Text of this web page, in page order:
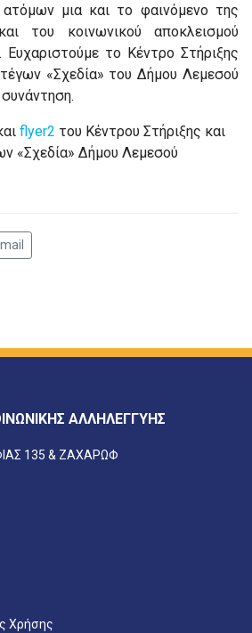
μια και το φαινόμενο της
του κοινωνικού αποκλεισμού
Ευχαριστούμε το Κέντρο Στήριξης
«Σχεδία» του Δήμου Λεμεσού
flyer2 του Κέντρου Στήριξης και
«Σχεδία» Δήμου Λεμεσού
ΑΛΛΗΛΕΓΓΥΗΣ
135 & ΖΑΧΑΡΩΦ
Χρήσης